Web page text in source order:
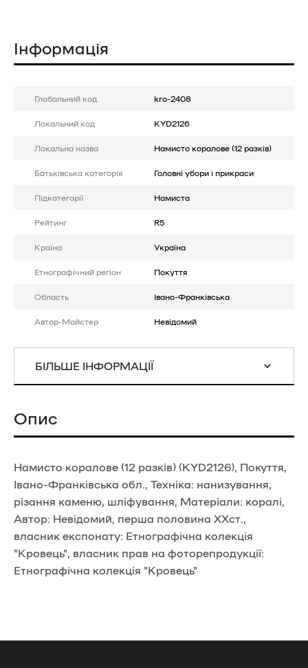
Інформація
Глобальний код kro-2408
Локальний код KYD2126
Локальна назва Намисто коралове (12 разків)
Батькiвська категорія Головні убори і прикраси
Підкатегорії Намиста
Рейтинг R5
Країна Україна
Етнографічний регіон Покуття
Область Івано-Франківська
Автор-Майстер Невідомий
БІЛЬШЕ ІНФОРМАЦІЇ
Опис
Намисто коралове (12 разків) (KYD2126), Покуття,
Івано-Франківська обл., Техніка: нанизування,
різання каменю, шліфування, Матеріали: коралі,
Автор: Невідомий, перша половина ХХст.,
власник експонату: Етнографічна колекція
"Кровець", власник прав на фоторепродукції:
Етнографічна колекція "Кровець"